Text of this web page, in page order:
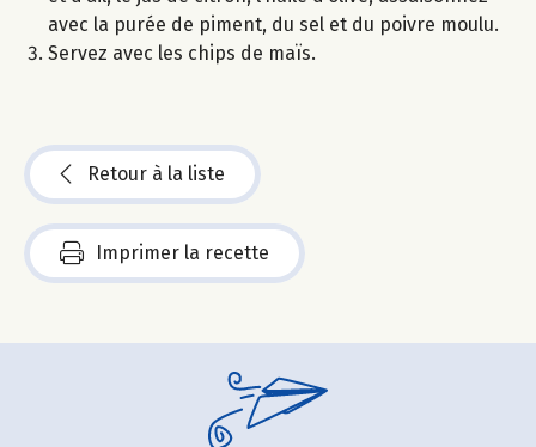
avec la purée de piment, du sel et du poivre moulu.
Servez avec les chips de maïs.
Retour à la liste
Imprimer la recette